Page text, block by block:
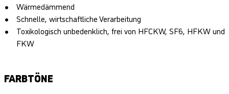
Wärmedämmend
Schnelle, wirtschaftliche Verarbeitung
Toxikologisch unbedenklich, frei von HFCKW, SF6, HFKW und
FKW
FARBTÖNE